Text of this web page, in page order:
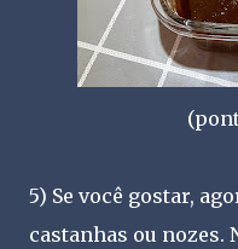
5) Se você gostar,
castanhas ou nozes.